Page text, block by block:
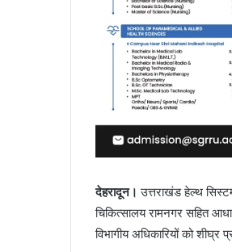
देहरादून। उत्तराखंड हेल्थ
चिकित्सालय रामनगर सहित
विभागीय अधिकारियों को शीघ्र